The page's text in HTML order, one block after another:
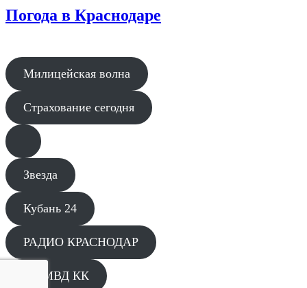
Погода в Краснодаре
Милицейская волна
Страхование сегодня
Звезда
Кубань 24
РАДИО КРАСНОДАР
ГУ МВД КК